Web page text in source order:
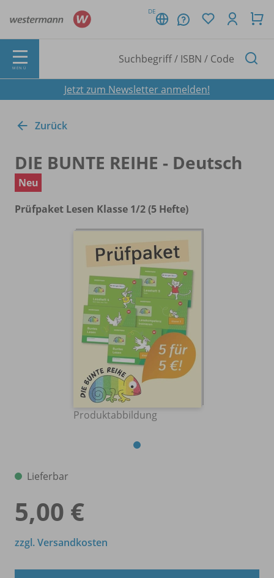
DE
MENÜ
Jetzt zum Newsletter anmelden!
Zurück
DIE BUNTE REIHE - Deutsch
Neu
Prüfpaket Lesen Klasse 1/2 (5 Hefte)
Produktabbildung
Lieferbar
5,00 €
zzgl. Versandkosten